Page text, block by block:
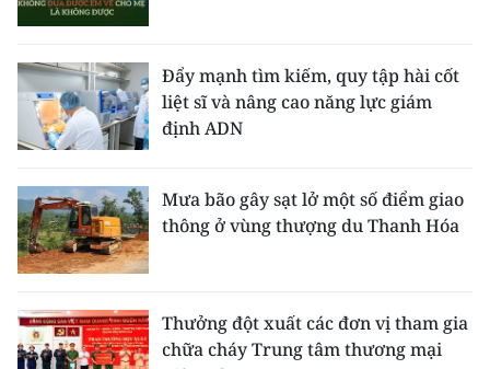
Đẩy mạnh tìm kiếm, quy tập hài cốt
liệt sĩ và nâng cao năng lực giám
định ADN
Mưa bão gây sạt lở một số điểm giao
thông ở vùng thượng du Thanh Hóa
Thưởng đột xuất các đơn vị tham gia
chữa cháy Trung tâm thương mại